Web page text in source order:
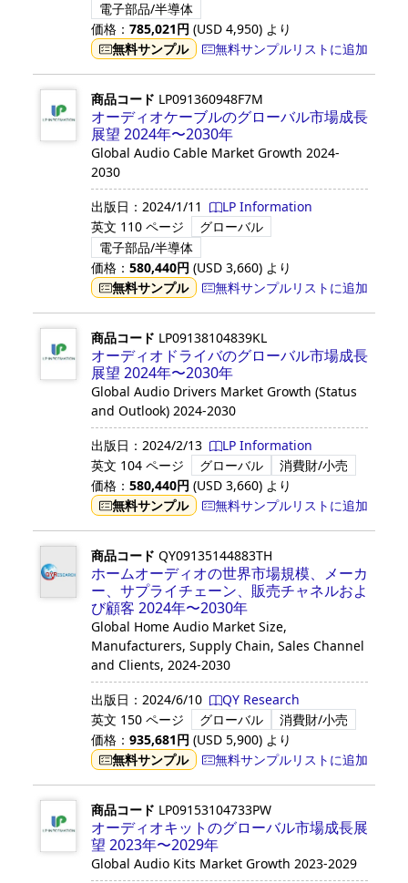
電子部品/半導体
価格： 785,021円 (USD 4,950) より
無料サンプル
無料サンプルリストに追加
商品コード LP091360948F7M
オーディオケーブルのグローバル市場成長
展望 2024年〜2030年
Global Audio Cable Market Growth 2024-
2030
出版日： 2024/1/11
LP Information
英文 110 ページ
グローバル
電子部品/半導体
価格： 580,440円 (USD 3,660) より
無料サンプル
無料サンプルリストに追加
商品コード LP09138104839KL
オーディオドライバのグローバル市場成長
展望 2024年〜2030年
Global Audio Drivers Market Growth (Status
and Outlook) 2024-2030
出版日： 2024/2/13
LP Information
英文 104 ページ グローバル
消費財/小売
価格： 580,440円 (USD 3,660) より
無料サンプル
無料サンプルリストに追加
商品コード QY09135144883TH
ホームオーディオの世界市場規模、メーカ
ー、サプライチェーン、販売チャネルおよ
び顧客 2024年〜2030年
Global Home Audio Market Size,
Manufacturers, Supply Chain, Sales Channel
and Clients, 2024-2030
出版日： 2024/6/10
QY Research
英文 150 ページ グローバル
消費財/小売
価格： 935,681円 (USD 5,900) より
無料サンプル
無料サンプルリストに追加
商品コード LP09153104733PW
オーディオキットのグローバル市場成長展
望 2023年〜2029年
Global Audio Kits Market Growth 2023-2029